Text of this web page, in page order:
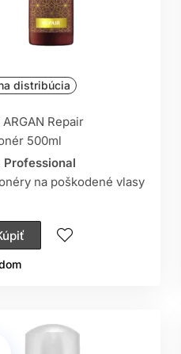
distribúcia
Repair
500ml
Professional
na poškodené vlasy
ㅤ